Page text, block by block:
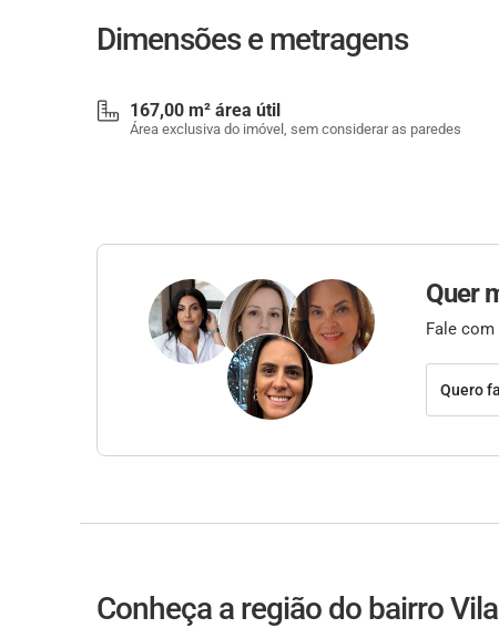
Dimensões e metragens
167,00 m² área útil
Área exclusiva do imóvel, sem considerar as paredes
Quer
Fale
Quero
Conheça a região do bairro